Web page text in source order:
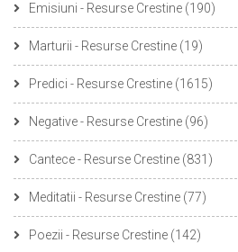
Emisiuni - Resurse Crestine (190)
Marturii - Resurse Crestine (19)
Predici - Resurse Crestine (1615)
Negative - Resurse Crestine (96)
Cantece - Resurse Crestine (831)
Meditatii - Resurse Crestine (77)
Poezii - Resurse Crestine (142)